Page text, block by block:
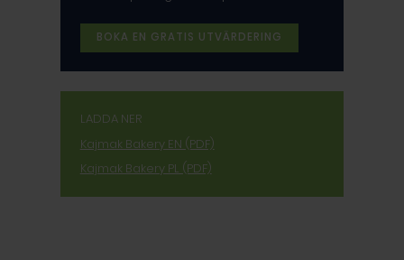
LADDA NER
Kajmak Bakery EN (PDF)
Kajmak Bakery PL (PDF)
BOKA EN GRATIS UTVÄRDERING